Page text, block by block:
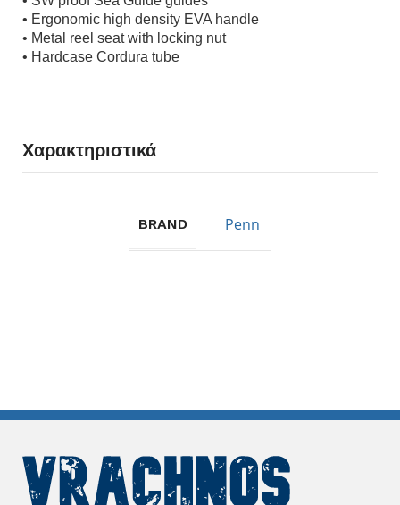
• Ergonomic high density EVA handle
• Metal reel seat with locking nut
• Hardcase Cordura tube
Χαρακτηριστικά
BRAND Penn